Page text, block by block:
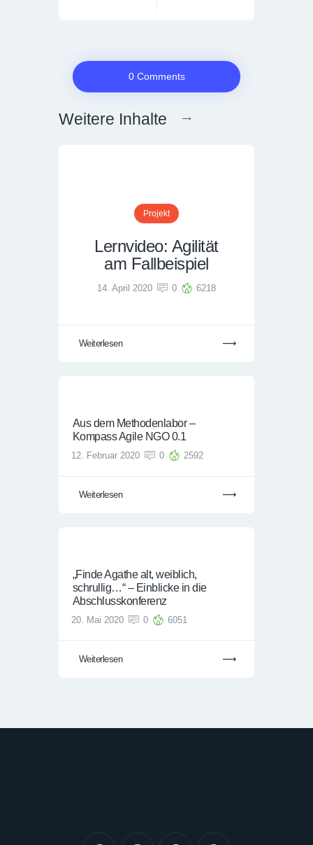
0 Comments
Weitere Inhalte
Projekt
Lernvideo: Agilität
am Fallbeispiel
14. April 2020 0 6218
Weiterlesen
Aus dem Methodenlabor –
Kompass Agile NGO 0.1
12. Februar 2020 0 2592
Weiterlesen
„Finde Agathe alt, weiblich,
schrullig…“ – Einblicke in die
Abschlusskonferenz
20. Mai 2020 0 6051
Weiterlesen